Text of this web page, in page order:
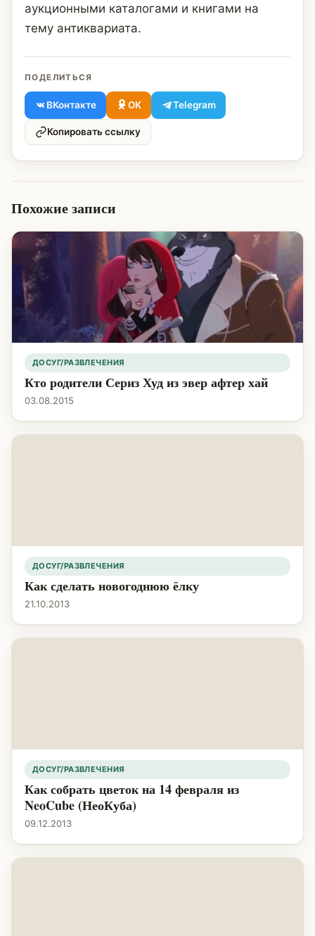
аукционными каталогами и книгами на
тему антиквариата.
ПОДЕЛИТЬСЯ
ВКонтакте ОК Telegram
Копировать ссылку
Похожие записи
ДОСУГ/РАЗВЛЕЧЕНИЯ
Кто родители Сериз Худ из эвер афтер хай
03.08.2015
ДОСУГ/РАЗВЛЕЧЕНИЯ
Как сделать новогоднюю ёлку
21.10.2013
ДОСУГ/РАЗВЛЕЧЕНИЯ
Как собрать цветок на 14 февраля из
NeoCube (НеоКуба)
09.12.2013